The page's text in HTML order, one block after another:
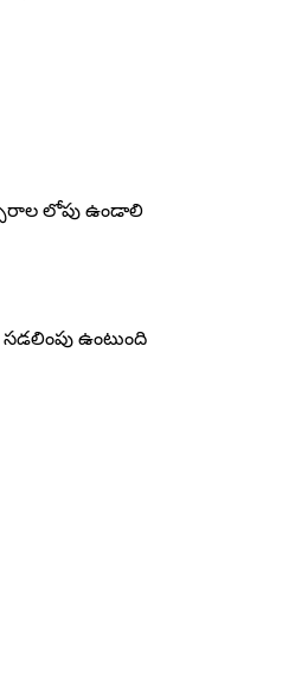
లోపు ఉండాలి
సడలింపు ఉంటుంది